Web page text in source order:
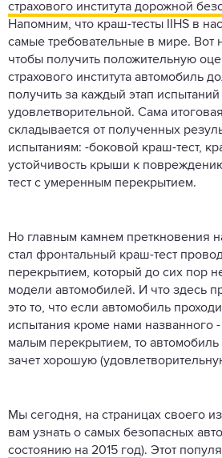
страхового института дорожной
Напомним, что краш-тесты IIHS в
самые требовательные в мире. Вот
чтобы получить положительную
страхового института автомобиль
получить за каждый этап
удовлетворительной. Сама
складывается от полученных
испытаниям: -боковой краш-тест,
устойчивость крыши к
тест с умеренным перекрытием.
Но главным камнем преткновения
стал фронтальный краш-тест
перекрытием, который до сих пор
модели автомобилей. И что здесь
это то, что если автомобиль
испытания кроме нами названного
малым перекрытием, то автомобиль
зачет хорошую
Мы сегодня, на страницах своего
вам узнать о самых безопасных
состоянию на 2015 год). Этот